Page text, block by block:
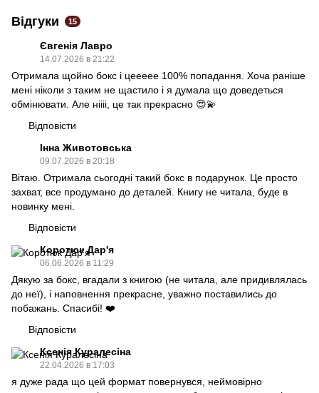
Відгуки 15
Євгенія Лавро
14.07.2026 в 21:22
Отримала щойно бокс і цеееее 100% попадання. Хоча раніше
мені ніколи з таким не щастило і я думала що доведеться
обмінювати. Але ніііі, це так прекрасно 😍💫
Відповісти
Інна Животовська
09.07.2026 в 20:18
Вітаю. Отримала сьогодні такий бокс в подарунок. Це просто
захват, все продумано до деталей. Книгу не читала, буде в
новинку мені.
Відповісти
Коротюк Дар'я
06.06.2026 в 11:29
Дякую за бокс, вгадали з книгою (не читала, але придивлялась
до неї), і наповнення прекрасне, уважно поставились до
побажань. Спасибі! ❤️
Відповісти
Ксенія Куралесіна
22.04.2026 в 17:03
я дуже рада що цей формат повернувся, неймовірно